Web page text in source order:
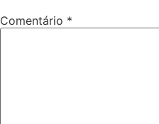
Comentário *